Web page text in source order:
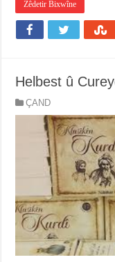
Zêdetir Bixwîne
Helbest û
ÇAND